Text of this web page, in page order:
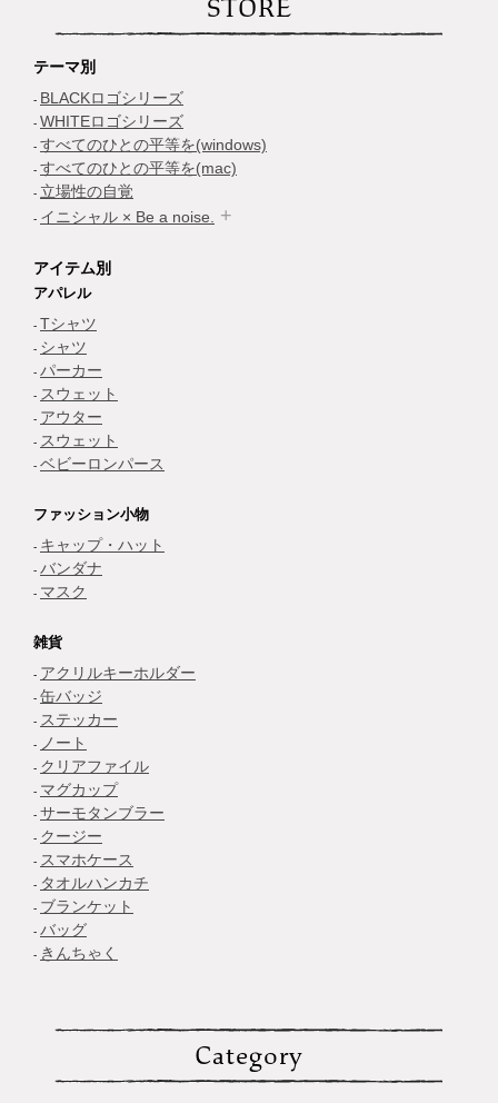
STORE
テーマ別
BLACKロゴシリーズ
WHITEロゴシリーズ
すべてのひとの平等を(windows)
すべてのひとの平等を(mac)
立場性の自覚
イニシャル × Be a noise.
アイテム別
アパレル
Tシャツ
シャツ
パーカー
スウェット
アウター
スウェット
ベビーロンパース
ファッション小物
キャップ・ハット
バンダナ
マスク
雑貨
アクリルキーホルダー
缶バッジ
ステッカー
ノート
クリアファイル
マグカップ
サーモタンブラー
クージー
スマホケース
タオルハンカチ
ブランケット
バッグ
きんちゃく
Category